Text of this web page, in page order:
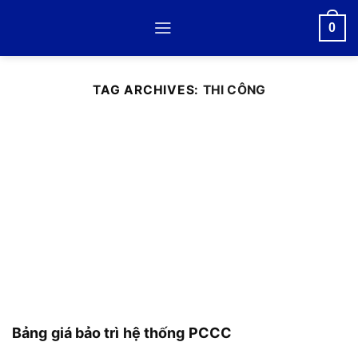
0
TAG ARCHIVES:THI CÔNG
Bảng giá bảo trì hệ thống PCCC